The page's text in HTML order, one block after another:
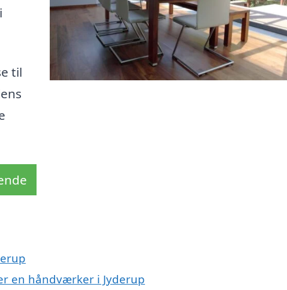
til
en håndværker i Jyderup